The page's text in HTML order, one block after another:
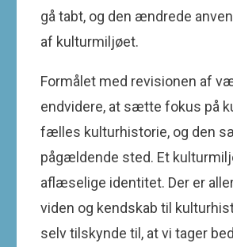
gå tabt, og den ændrede
af kulturmiljøet.
Formålet med revisionen af
endvidere, at sætte fokus på
fælles kulturhistorie, og den
pågældende sted. Et
aflæselige identitet. Der er
viden og kendskab til
selv tilskynde til, at vi tager